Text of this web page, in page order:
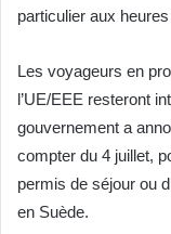
particulier aux
Les voyageurs en
l’UE/EEE resteront
gouvernement a
compter du 4 juillet,
permis de séjour ou
en Suède.